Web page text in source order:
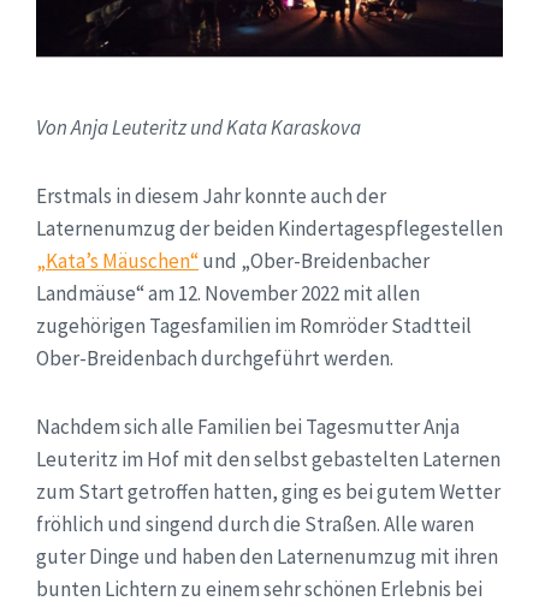
Von Anja Leuteritz und Kata Karaskova
Erstmals in diesem Jahr konnte auch der
Laternenumzug der beiden Kindertagespflegestellen
„Kata’s Mäuschen“und „Ober-Breidenbacher
Landmäuse“ am 12. November 2022 mit allen
zugehörigen Tagesfamilien im Romröder Stadtteil
Ober-Breidenbach durchgeführt werden.
Nachdem sich alle Familien bei Tagesmutter Anja
Leuteritz im Hof mit den selbst gebastelten Laternen
zum Start getroffen hatten, ging es bei gutem Wetter
fröhlich und singend durch die Straßen. Alle waren
guter Dinge und haben den Laternenumzug mit ihren
bunten Lichtern zu einem sehr schönen Erlebnis bei